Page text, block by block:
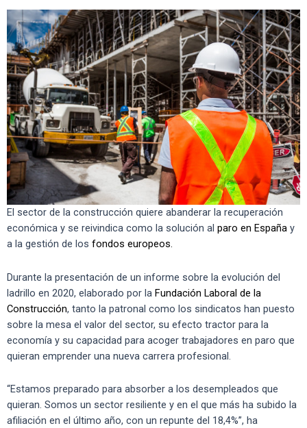
El sector de la construcción quiere abanderar la recuperación
económica y se reivindica como la solución al paro en España y
a la gestión de los fondos europeos.
Durante la presentación de un informe sobre la evolución del
ladrillo en 2020, elaborado por la Fundación Laboral de la
Construcción, tanto la patronal como los sindicatos han puesto
sobre la mesa el valor del sector, su efecto tractor para la
economía y su capacidad para acoger trabajadores en paro que
quieran emprender una nueva carrera profesional.
“Estamos preparado para absorber a los desempleados que
quieran. Somos un sector resiliente y en el que más ha subido la
afiliación en el último año, con un repunte del 18,4%”, ha